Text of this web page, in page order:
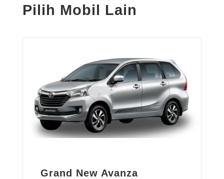
Pilih Mobil Lain
Grand New Avanza